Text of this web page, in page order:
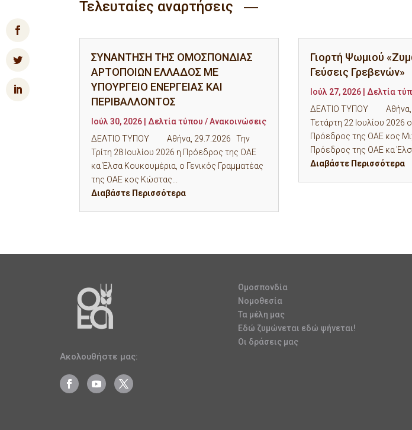
Τελευταίες αναρτήσεις ―
ΣΥΝΑΝΤΗΣΗ ΤΗΣ ΟΜΟΣΠΟΝΔΙΑΣ
ΑΡΤΟΠΟΙΩΝ ΕΛΛΑΔΟΣ ΜΕ
ΥΠΟΥΡΓΕΙΟ ΕΝΕΡΓΕΙΑΣ ΚΑΙ
ΠΕΡΙΒΑΛΛΟΝΤΟΣ
Ιούλ 30, 2026
Δελτία τύπου / Ανακοινώσεις
ΔΕΛΤΙΟ ΤΥΠΟΥ Αθήνα, 29.7.2026 Την
Τρίτη 28 Ιουλίου 2026 η Πρόεδρος της ΟΑΕ
κα Έλσα Κουκουμέρια, ο Γενικός Γραμματέας
της ΟΑΕ κος Κώστας...
Διαβάστε Περισσότερα
Γιορτή Ψωμιού
Γεύσεις Γρεβενών»
Ιούλ 27, 2026| Δελτία
ΔΕΛΤΙΟ ΤΥΠΟΥ Αθήνα,
Τετάρτη 22 Ιουλίου 2026 ο
Πρόεδρος της ΟΑΕ κος
Πρόεδρος της ΟΑΕ κα
Διαβάστε Περισσότερα
Ακολουθήστε μας:
Ομοσπονδία
Νομοθεσία
Τα μέλη μας
Εδώ ζυμώνεται εδώ ψήνεται!
Οι δράσεις μας